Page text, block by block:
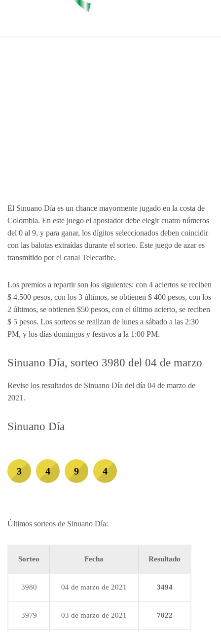
El Sinuano Día es un chance mayormente jugado en la costa de
Colombia. En este juego el apostador debe elegir cuatro números
del 0 al 9, y para ganar, los dígitos seleccionados deben coincidir
con las balotas extraídas durante el sorteo. Este juego de azar es
transmitido por el canal Telecaribe.
Los premios a repartir son los siguientes: con 4 aciertos se reciben
$ 4.500 pesos, con los 3 últimos, se obtienen $ 400 pesos, con los
2 últimos, se obtienen $50 pesos, con el último acierto, se reciben
$ 5 pesos. Los sorteos se realizan de lunes a sábado a las 2:30
PM, y los días domingos y festivos a la 1:00 PM.
Sinuano Día, sorteo 3980 del 04 de marzo
Revise los resultados de Sinuano Día del día 04 de marzo de
2021.
Sinuano Día
3 4 9 4
Últimos sorteos de Sinuano Día:
Sorteo Fecha Resultado
3980 04 de marzo de 2021 3494
3979 03 de marzo de 2021 7022